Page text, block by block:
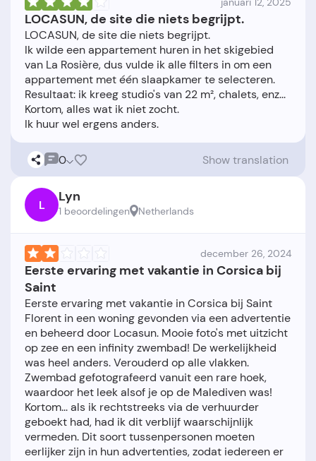
LOCASUN, de site die niets begrijpt.
LOCASUN, de site die niets begrijpt.
Ik wilde een appartement huren in het skigebied
van La Rosière, dus vulde ik alle filters in om een
appartement met één slaapkamer te selecteren.
Resultaat: ik kreeg studio's van 22 m², chalets, enz...
Kortom, alles wat ik niet zocht.
0 Show translation
L Lyn
1 beoordelingen Netherlands
december 26, 2024
Eerste ervaring met vakantie in Corsica bij
Saint
Eerste ervaring met vakantie in Corsica bij Saint
Florent in een woning gevonden via een advertentie
en beheerd door Locasun. Mooie foto's met uitzicht
op zee en een infinity zwembad! De werkelijkheid
was heel anders. Verouderd op alle vlakken.
Zwembad gefotografeerd vanuit een rare hoek,
waardoor het leek alsof je op de Malediven was!
Kortom... als ik rechtstreeks via de verhuurder
geboekt had, had ik dit verblijf waarschijnlijk
vermeden. Dit soort tussenpersonen moeten
eerlijker zijn in hun advertenties, zodat iedereen er